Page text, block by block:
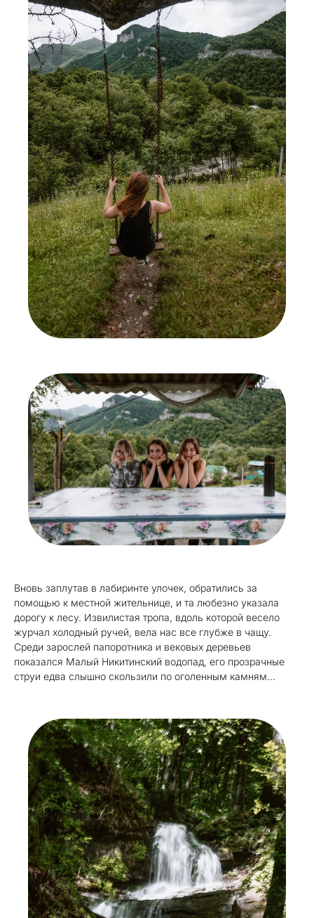
Вновь заплутав в лабиринте улочек, обратились за
помощью к местной жительнице, и та любезно указала
дорогу к лесу. Извилистая тропа, вдоль которой весело
журчал холодный ручей, вела нас все глубже в чащу.
Среди зарослей папоротника и вековых деревьев
показался Малый Никитинский водопад, его прозрачные
струи едва слышно скользили по оголенным камням…